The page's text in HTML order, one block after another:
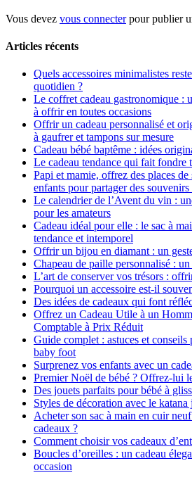
Vous devez vous connecterpour publier
Articles récents
Quels accessoires minimalistes
quotidien ?
Le coffret cadeau gastronomique :
à offrir en toutes occasions
Offrir un cadeau personnalisé et
à gaufrer et tampons sur mesure
Cadeau bébé baptême : idées
Le cadeau tendance qui fait fondre
Papi et mamie, offrez des places
enfants pour partager des
Le calendrier de l’Avent du vin :
pour les amateurs
Cadeau idéal pour elle : le sac à
tendance et intemporel
Offrir un bijou en diamant : un
Chapeau de paille personnalisé : un
L’art de conserver vos trésors :
Pourquoi un accessoire est-il
Des idées de cadeaux qui font
Offrez un Cadeau Utile à un
Comptable à Prix Réduit
Guide complet : astuces et
baby foot
Surprenez vos enfants avec un
Premier Noël de bébé ? Offrez-lui
Des jouets parfaits pour bébé à
Styles de décoration avec le katana
Acheter son sac à main en cuir
cadeaux ?
Comment choisir vos cadeaux
Boucles d’oreilles : un cadeau
occasion